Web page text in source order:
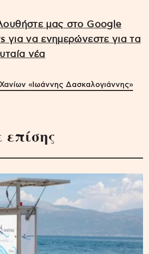
μας στο Google
για να ενημερώνεστε για τα
νέα
«Ιωάννης Δασκαλογιάννης»